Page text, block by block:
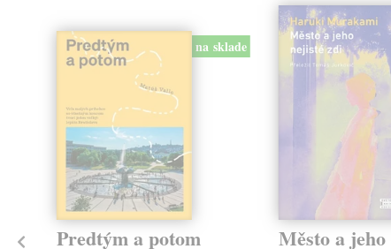
na sklade
Predtým a potom Město a